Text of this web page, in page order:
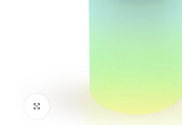
Kliknij aby powiększyć